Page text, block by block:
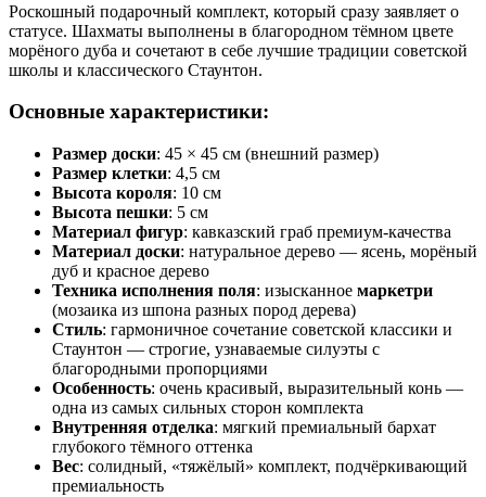
Роскошный подарочный комплект, который сразу заявляет о
статусе. Шахматы выполнены в благородном тёмном цвете
морёного дуба и сочетают в себе лучшие традиции советской
школы и классического Стаунтон.
Основные характеристики:
Размер доски: 45 × 45 см (внешний размер)
Размер клетки: 4,5 см
Высота короля: 10 см
Высота пешки: 5 см
Материал фигур: кавказский граб премиум-качества
Материал доски: натуральное дерево — ясень, морёный
дуб и красное дерево
Техника исполнения поля: изысканное маркетри
(мозаика из шпона разных пород дерева)
Стиль: гармоничное сочетание советской классики и
Стаунтон — строгие, узнаваемые силуэты с
благородными пропорциями
Особенность: очень красивый, выразительный конь —
одна из самых сильных сторон комплекта
Внутренняя отделка: мягкий премиальный бархат
глубокого тёмного оттенка
Вес: солидный, «тяжёлый» комплект, подчёркивающий
премиальность